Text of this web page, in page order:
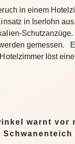
in einem
in Iserlohn
Schutzanzüge.
gemessen.
löst
warnt vor
Schwanenteich